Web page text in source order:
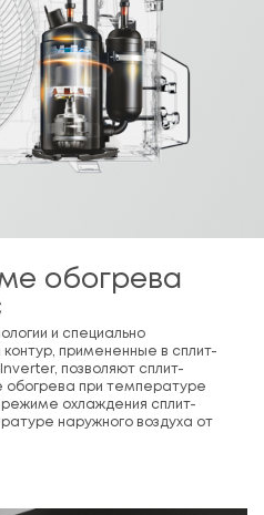
обогрева
и специально
примененные в сплит-
позволяют сплит-
при температуре
режиме охлаждения сплит-
наружного воздуха от